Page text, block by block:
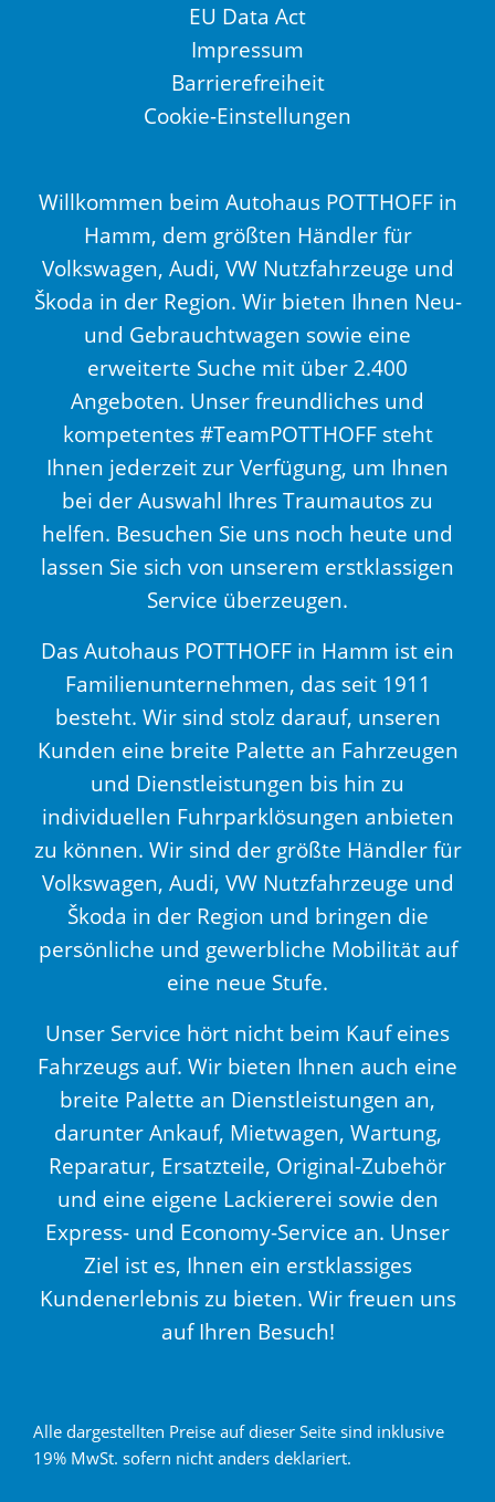
EU Data Act
Impressum
Barrierefreiheit
Cookie-Einstellungen
Willkommen beim Autohaus POTTHOFF in
Hamm, dem größten Händler für
Volkswagen, Audi, VW Nutzfahrzeuge und
Škoda in der Region. Wir bieten Ihnen Neu-
und Gebrauchtwagen sowie eine
erweiterte Suche mit über 2.400
Angeboten. Unser freundliches und
kompetentes #TeamPOTTHOFF steht
Ihnen jederzeit zur Verfügung, um Ihnen
bei der Auswahl Ihres Traumautos zu
helfen. Besuchen Sie uns noch heute und
lassen Sie sich von unserem erstklassigen
Service überzeugen.
Das Autohaus POTTHOFF in Hamm ist ein
Familienunternehmen, das seit 1911
besteht. Wir sind stolz darauf, unseren
Kunden eine breite Palette an Fahrzeugen
und Dienstleistungen bis hin zu
individuellen Fuhrparklösungen anbieten
zu können. Wir sind der größte Händler für
Volkswagen, Audi, VW Nutzfahrzeuge und
Škoda in der Region und bringen die
persönliche und gewerbliche Mobilität auf
eine neue Stufe.
Unser Service hört nicht beim Kauf eines
Fahrzeugs auf. Wir bieten Ihnen auch eine
breite Palette an Dienstleistungen an,
darunter Ankauf, Mietwagen, Wartung,
Reparatur, Ersatzteile, Original-Zubehör
und eine eigene Lackiererei sowie den
Express- und Economy-Service an. Unser
Ziel ist es, Ihnen ein erstklassiges
Kundenerlebnis zu bieten. Wir freuen uns
auf Ihren Besuch!
Alle dargestellten Preise auf dieser Seite sind inklusive
19% MwSt. sofern nicht anders deklariert.